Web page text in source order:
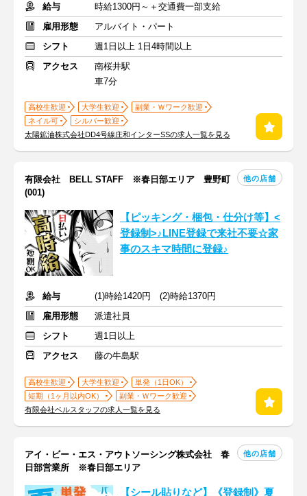
給与
時給1300円～＋交通費一部支給
雇用形態
アルバイト・パート
シフト
週1日以上 1日4時間以上
アクセス
南桜井駅
車7分
高校生歓迎 大学生歓迎
副業・Ｗワーク歓迎
ネイル可
シルバー歓迎
太陽鉱油株式会社DD4号線庄和インターSSの求人一覧を見る
有限会社 BELL STAFF ※春日部エリア 豊野町
(001)
他の店舗
【ピッキング・梱包・仕分け等】<
登録制>♪LINE登録で来社不要☆家
事のスキマ時間に登録♪
給与
(1)時給1420円 (2)時給1370円
雇用形態
派遣社員
シフト
週1日以上
アクセス
藤の牛島駅
高校生歓迎 大学生歓迎
単発（1日OK）
短期（1ヶ月以内OK）
副業・Ｗワーク歓迎
有限会社ベルスタッフの求人一覧を見る
アイ・ビー・エス・アウトソーシング株式会社 春
日部営業所 ※春日部エリア
他の店舗
【シール貼りなど】《登録制》夏